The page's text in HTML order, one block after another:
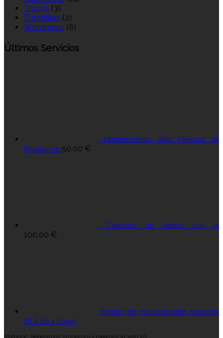
Trucos (3)
Tutoriales (2)
Wordpress (8)
Últimos Servicios
Mantenimiento Web Mensual de
Prestashop 50,00 €
Creación de vídeos con IA
100,00 €
Seguro de respuesta ante desastres
(SLA de 4 horas)